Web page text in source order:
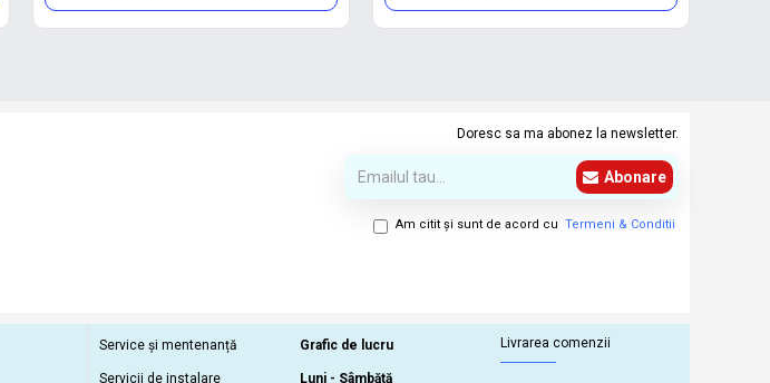
Doresc sa ma abonez la newsletter.
Abonare
Am citit şi sunt de acord cu Termeni & Conditii
Service și mentenanță
Servicii de instalare
Grafic de lucru
Luni - Sâmbătă
Livrarea comenzii